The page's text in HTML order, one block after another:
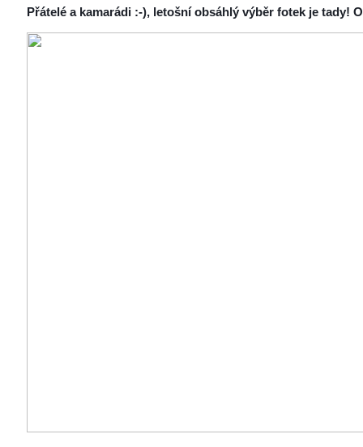
Přátelé a kamarádi :-), letošní obsáhlý výběr fotek je tady!